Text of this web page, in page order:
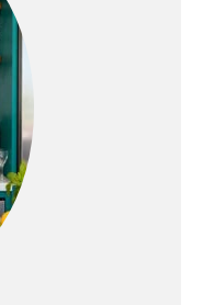
vaisselle compléter
avec l'ensemble
collection de
de table barski.